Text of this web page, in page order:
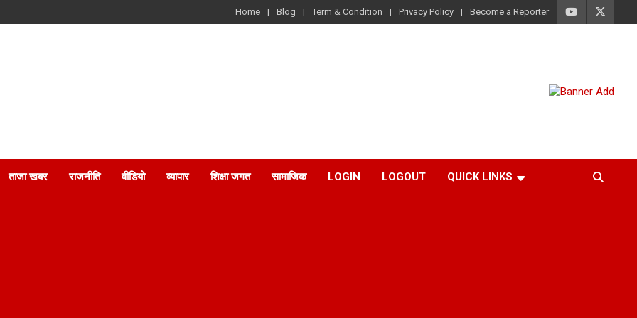
Home Blog Term & Condition Privacy Policy Become a Reporter
ताजा खबर राजनीति वीडियो व्यापार शिक्षा जगत सामाजिक LOGIN LOGOUT QUICK LINKS